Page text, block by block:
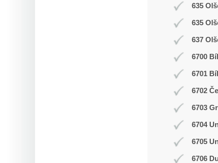
635
635
637
6700
6701
6702
6703
6704
6705
6706